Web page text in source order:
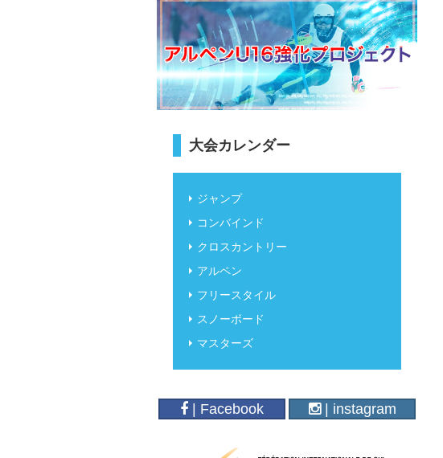
大会カレンダー
ジャンプ
コンバインド
クロスカントリー
アルペン
フリースタイル
スノーボード
マスターズ
| Facebook | instagram